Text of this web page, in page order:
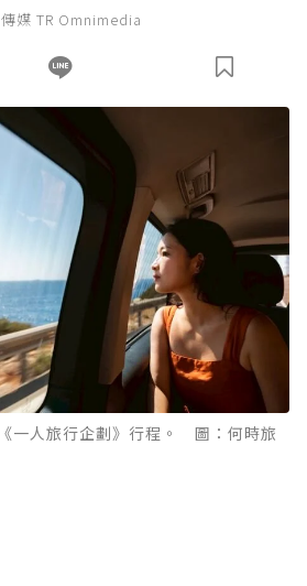
媒 TR Omnimedia
一人旅行企劃》行程。 圖：何時旅